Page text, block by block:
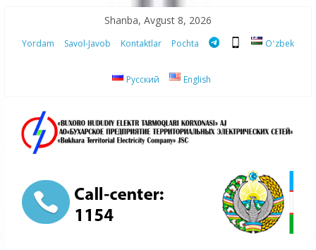
content
Shanba, Avgust 8, 2026
Yordam Savol-Javob Kontaktlar Pochta Oʻzbek
Русский English
“Buxoro
hududiy